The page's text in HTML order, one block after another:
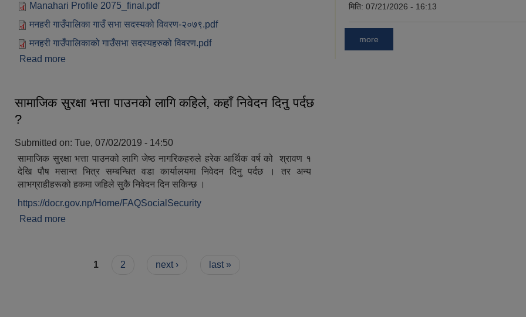
Manahari Profile 2075_final.pdf
मनहरी गाउँपालिका गाउँ सभा सदस्यको विवरण-२०७९.pdf
मनहरी गाउँपालिकाको गाउँसभा सदस्यहरुको विवरण.pdf
Read more
सामाजिक सुरक्षा भत्ता पाउनको लागि कहिले, कहाँ निवेदन दिनु पर्दछ
?
Submitted on: Tue, 07/02/2019 - 14:50
सामाजिक सुरक्षा भत्ता पाउनको लागि जेष्ठ नागरिकहरुले हरेक आर्थिक वर्ष को श्रावण १
देखि पौष मसान्त भित्र सम्बन्धित वडा कार्यालयमा निवेदन दिनु पर्दछ । तर अन्य
लाभग्राहीहरूको हकमा जहिले सुकै निवेदन दिन सकिन्छ ।
https://docr.gov.np/Home/FAQSocialSecurity
Read more
1 2 next › last »
मिति: 07/21/2026 - 16:13
more